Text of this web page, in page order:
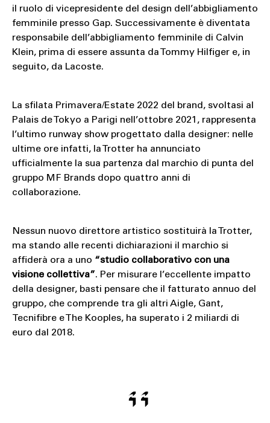
il ruolo di vicepresidente del design dell’abbigliamento
femminile presso Gap. Successivamente è diventata
responsabile dell’abbigliamento femminile di Calvin
Klein, prima di essere assunta da Tommy Hilfiger e, in
seguito, da Lacoste.
La sfilata Primavera/Estate 2022 del brand, svoltasi al
Palais de Tokyo a Parigi nell’ottobre 2021, rappresenta
l’ultimo runway show progettato dalla designer: nelle
ultime ore infatti, la Trotter ha annunciato
ufficialmente la sua partenza dal marchio di punta del
gruppo MF Brands dopo quattro anni di
collaborazione.
Nessun nuovo direttore artistico sostituirà la Trotter,
ma stando alle recenti dichiarazioni il marchio si
affiderà ora a uno “studio collaborativo con una
visione collettiva”. Per misurare l’eccellente impatto
della designer, basti pensare che il fatturato annuo del
gruppo, che comprende tra gli altri Aigle, Gant,
Tecnifibre e The Kooples, ha superato i 2 miliardi di
euro dal 2018.